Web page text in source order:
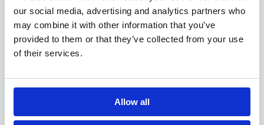
our social media, advertising and analytics partners who
may combine it with other information that you’ve
provided to them or that they’ve collected from your use
of their services.
Allow all
truckonderdelen of automotive aftermarketen
interesse in technische producten;
Technische kennis vanMANen/ofMercedes
vrachtwagenonderdelen
Ervaring met internationale leveranciersrelaties en
stevige contractonderhandelingen binnen een
internationale context;